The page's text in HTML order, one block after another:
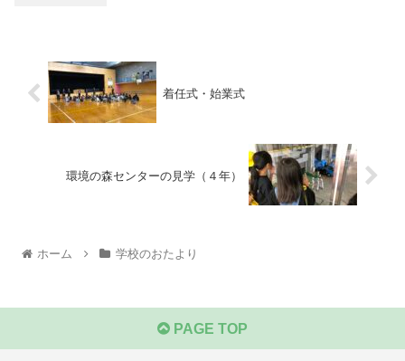
着任式・始業式
環境の森センターの見学（４年）
ホーム 学校のおたより
PAGE TOP